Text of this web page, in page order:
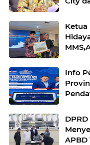
Ketua
Info
APBD